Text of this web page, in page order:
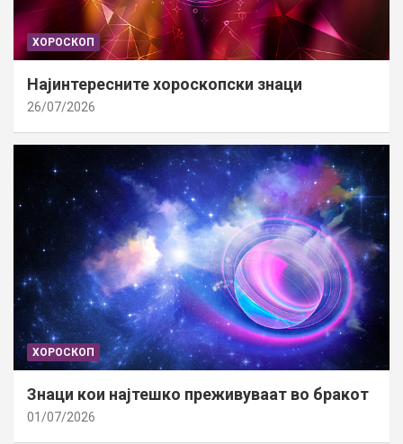
ХОРОСКОП
Најинтересните хороскопски знаци
26/07/2026
ХОРОСКОП
Знаци кои најтешко преживуваат во бракот
01/07/2026